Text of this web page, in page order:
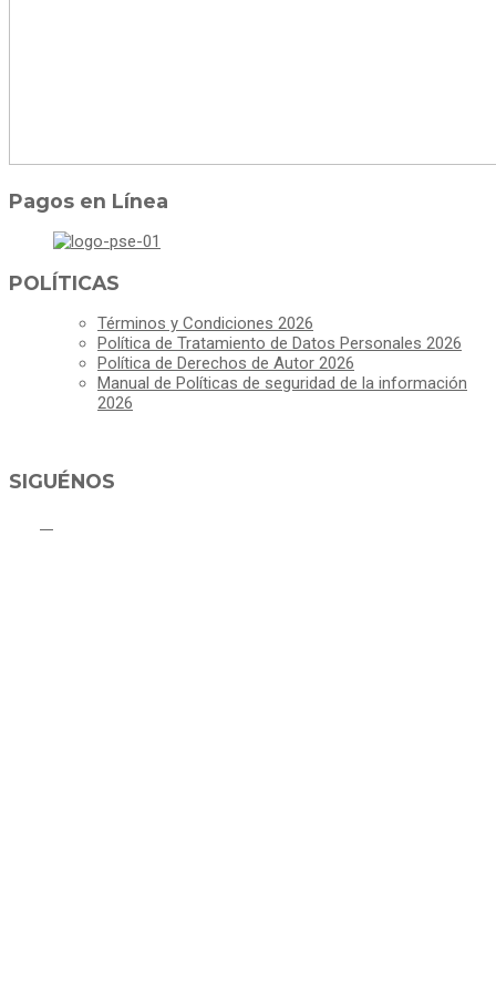
Pagos en Línea
POLÍTICAS
Términos y Condiciones 2026
Política de Tratamiento de Datos Personales 2026
Política de Derechos de Autor 2026
Manual de Políticas de seguridad de la información
2026
SIGUÉNOS